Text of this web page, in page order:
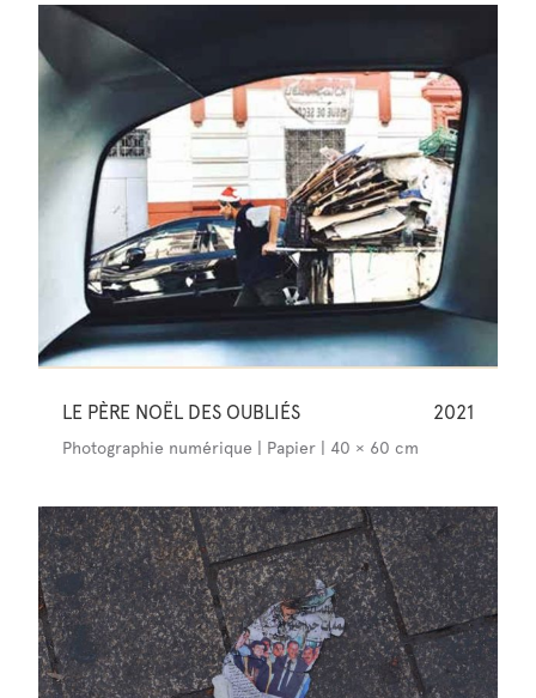
LE PÈRE NOËL DES OUBLIÉS 2021
Photographie numérique | Papier | 40 × 60 cm